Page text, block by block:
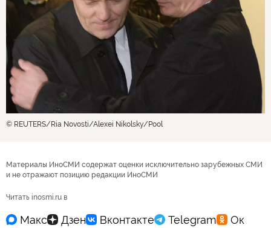
© REUTERS/Ria Novosti/Alexei Nikolsky/Pool
Материалы ИноСМИ содержат оценки исключительно зарубежных СМИ
и не отражают позицию редакции ИноСМИ
Читать inosmi.ru в